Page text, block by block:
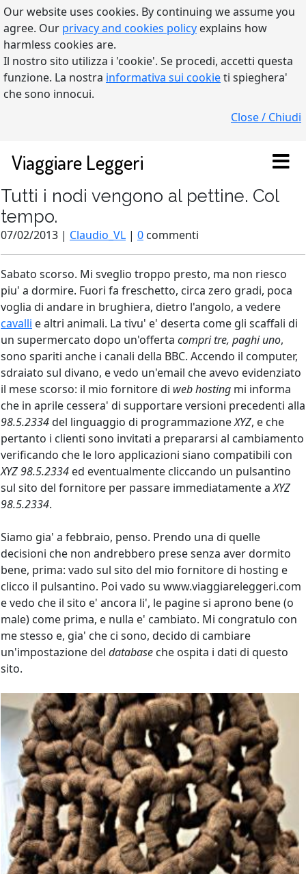
Our website uses cookies. By continuing we assume you
agree. Our privacy and cookies policy explains how
harmless cookies are.
Il nostro sito utilizza i 'cookie'. Se procedi, accetti questa
funzione. La nostra informativa sui cookieti spieghera'
che sono innocui.
Close / Chiudi
Viaggiare Leggeri
Tutti i nodi vengono al pettine. Col
tempo.
07/02/2013 | Claudio_VL | 0 commenti
Sabato scorso. Mi sveglio troppo presto, ma non riesco
piu' a dormire. Fuori fa freschetto, circa zero gradi, poca
voglia di andare in brughiera, dietro l'angolo, a vedere
cavalli e altri animali. La tivu' e' deserta come gli scaffali di
un supermercato dopo un'offerta compri tre, paghi uno,
sono spariti anche i canali della BBC. Accendo il computer,
sdraiato sul divano, e vedo un'email che avevo evidenziato
il mese scorso: il mio fornitore di web hosting mi informa
che in aprile cessera' di supportare versioni precedenti alla
98.5.2334del linguaggio di programmazioneXYZ, e che
pertanto i clienti sono invitati a prepararsi al cambiamento
verificando che le loro applicazioni siano compatibili con
XYZ 98.5.2334 ed eventualmente cliccando un pulsantino
sul sito del fornitore per passare immediatamente aXYZ
98.5.2334.
Siamo gia' a febbraio, penso. Prendo una di quelle
decisioni che non andrebbero prese senza aver dormito
bene, prima: vado sul sito del mio fornitore di hosting e
clicco il pulsantino. Poi vado su www.viaggiareleggeri.com
e vedo che il sito e' ancora li', le pagine si aprono bene (o
male) come prima, e nulla e' cambiato. Mi congratulo con
me stesso e, gia' che ci sono, decido di cambiare
un'impostazione del database che ospita i dati di questo
sito.